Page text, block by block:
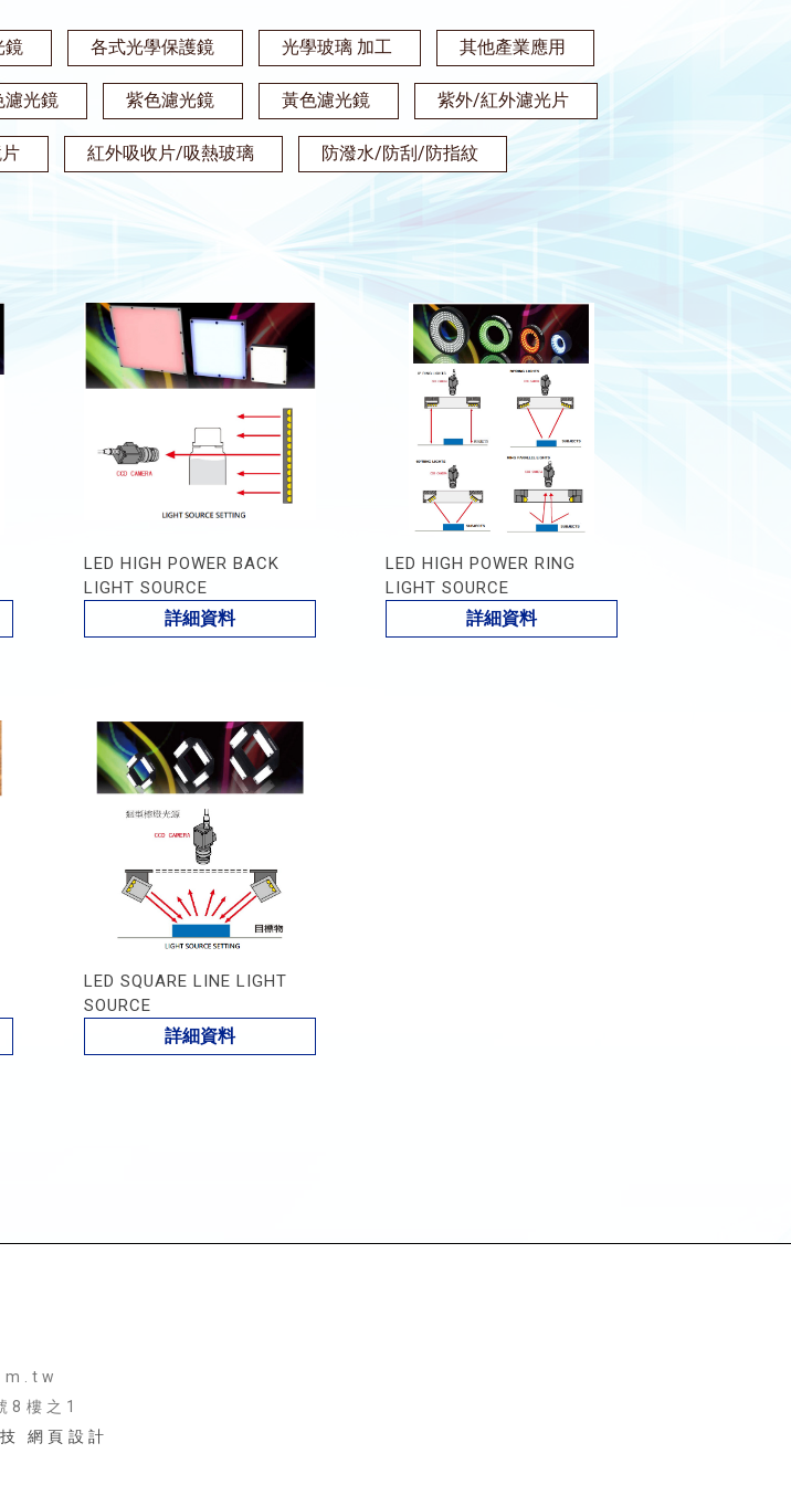
鏡 各式光學保護鏡 光學玻璃 加工 其他產業應用
濾光鏡 紫色濾光鏡 黃色濾光鏡 紫外/紅外濾光片
紅外吸收片/吸熱玻璃 防潑水/防刮/防指紋
LED HIGH POWER BACK
LIGHT SOURCE
詳細資料
LED HIGH POWER RING
LIGHT SOURCE
詳細資料
LED SQUARE LINE LIGHT
SOURCE
詳細資料
8樓之1
網頁設計